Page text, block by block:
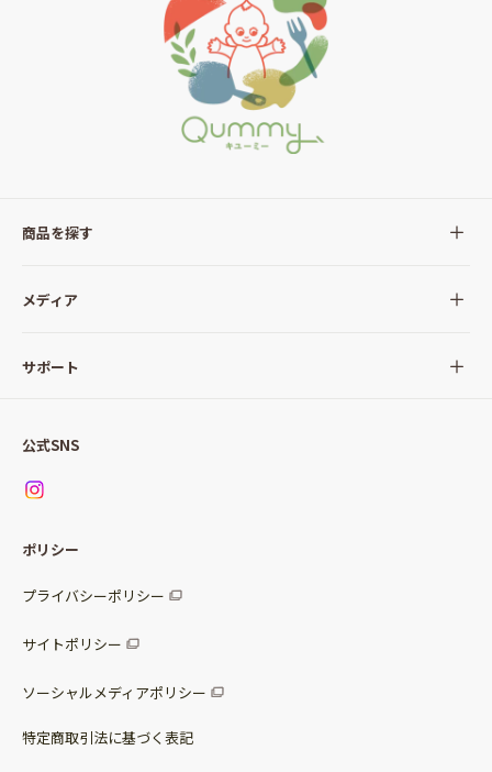
商品を探す
全ての商品
サラダ
パッケージサラダ
惣菜サラダ
調味料
メディア
Qummy(キユーミー)について
サポート
お問い合わせ
公式SNS
ポリシー
プライバシーポリシー
サイトポリシー
ソーシャルメディアポリシー
特定商取引法に基づく表記